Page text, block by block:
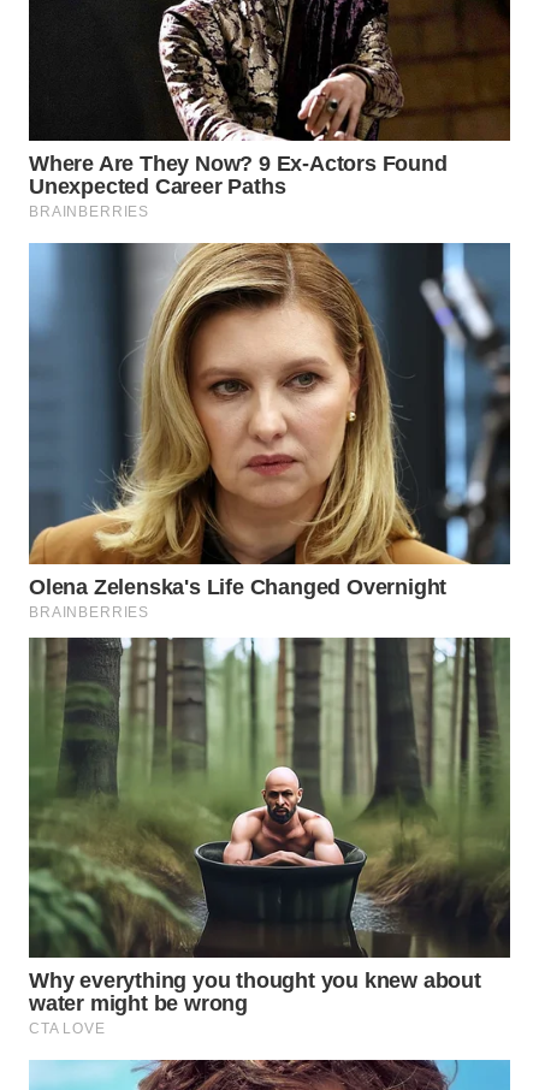
JOGJA
WN
KALTENG
WN
KALTARA
WN
KALSEL
WN
KALTIM
WN
SULSEL
WN
GORONTALO
WN
SULUT